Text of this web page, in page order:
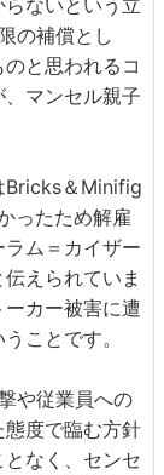
の補償とし
と思われるコ
マンセル親子
Bricks＆Minifig
ったため解雇
ム＝カイザー
えられていま
カー被害に遭
ことです。
や従業員への
度で臨む方針
なく、センセ